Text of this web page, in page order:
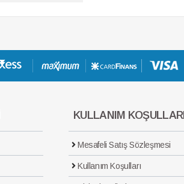
KULLANIM KOŞULLARI
Mesafeli Satış Sözleşmesi
Kullanım Koşulları